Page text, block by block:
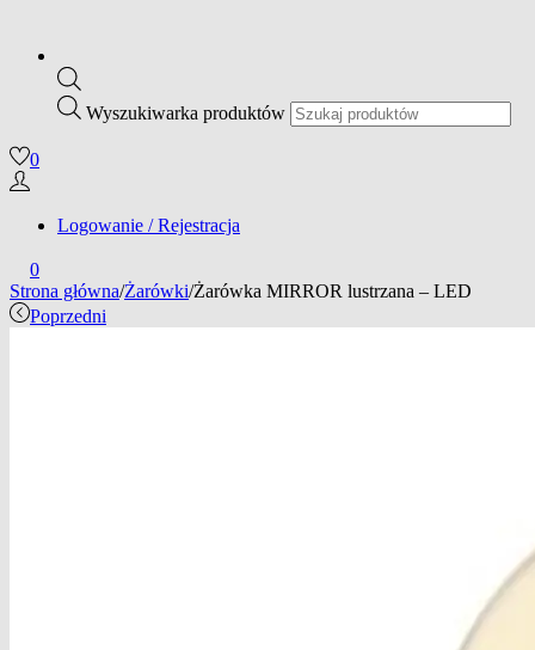
Wyszukiwarka produktów
0
Logowanie / Rejestracja
0
Strona główna/Żarówki/Żarówka MIRROR lustrzana – LED
Poprzedni